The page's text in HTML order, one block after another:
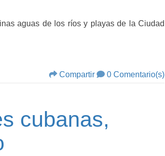
aguas de los ríos y playas de la Ciudad
Compartir 0 Comentario(s)
cubanas,